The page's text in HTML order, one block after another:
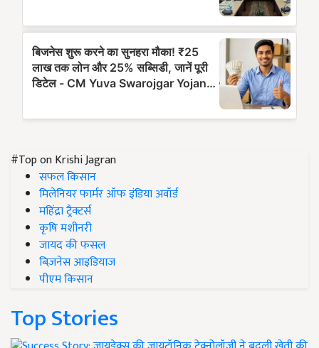
#Top on Krishi Jagran
सफल किसान
मिलेनियर फार्मर ऑफ इंडिया अवॉर्ड
महिंद्रा ट्रैक्टर्स
कृषि मशीनरी
जायद की फसल
बिज़नेस आइडियाज
पीएम किसान
Top Stories